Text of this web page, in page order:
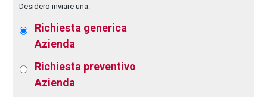
Desidero inviare una:
Richiesta generica
Azienda
Richiesta preventivo
Azienda